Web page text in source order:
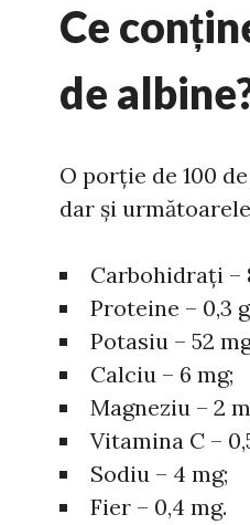
Ce
de
O porție de 100
dar și
Carbohidrați –
Proteine – 0,3
Potasiu – 52
Calciu – 6 mg;
Magneziu – 2
Vitamina C –
Sodiu – 4 mg;
Fier – 0,4 mg.